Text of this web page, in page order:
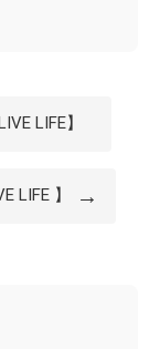
LIFE】
LIFE 】 →